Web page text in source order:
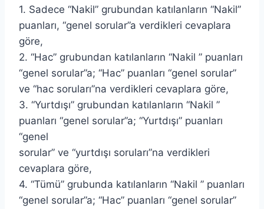
1. Sadece “Nakil” grubundan katılanların “Nakil”
puanları, “genel sorular”a verdikleri cevaplara
göre,
2. “Hac” grubundan katılanların “Nakil ” puanları
“genel sorular”a; “Hac” puanları “genel sorular”
ve “hac soruları”na verdikleri cevaplara göre,
3. “Yurtdışı” grubundan katılanların “Nakil ”
puanları “genel sorular”a; “Yurtdışı” puanları
“genel
sorular” ve “yurtdışı soruları”na verdikleri
cevaplara göre,
4. “Tümü” grubunda katılanların “Nakil ” puanları
“genel sorular”a; “Hac” puanları “genel sorular”